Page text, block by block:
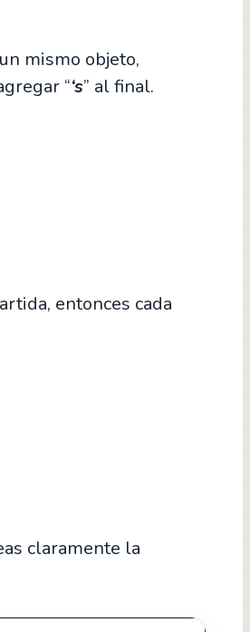
mismo objeto,
“‘s” al final.
entonces cada
claramente la